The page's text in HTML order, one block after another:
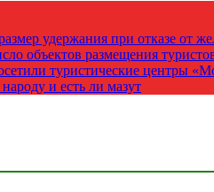
удержания при отказе от
объектов размещения
туристические центры
и есть ли мазут